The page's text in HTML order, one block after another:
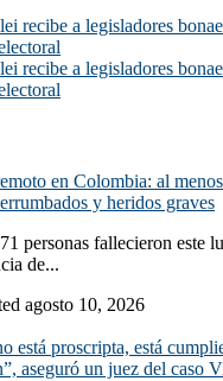
recibe a legisladores
recibe a legisladores
en Colombia: al
y heridos graves
personas fallecieron este
de...
agosto 10, 2026
está proscripta, está
aseguró un juez del caso